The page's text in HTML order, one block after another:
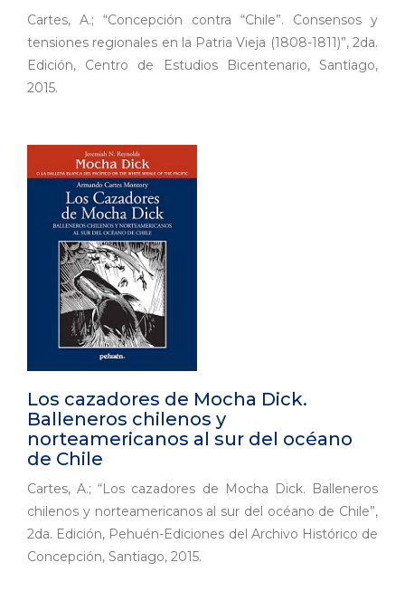
Cartes, A.; “Concepción contra “Chile”. Consensos y
tensiones regionales en la Patria Vieja (1808-1811)”, 2da.
Edición, Centro de Estudios Bicentenario, Santiago,
2015.
Los cazadores de Mocha Dick.
Balleneros chilenos y
norteamericanos al sur del océano
de Chile
Cartes, A.; “Los cazadores de Mocha Dick. Balleneros
chilenos y norteamericanos al sur del océano de Chile”,
2da. Edición, Pehuén-Ediciones del Archivo Histórico de
Concepción, Santiago, 2015.